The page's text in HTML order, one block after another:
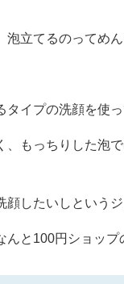
立てるのってめ
イプの洗顔を使
もっちりした泡
顔したいしという
と100円ショップ